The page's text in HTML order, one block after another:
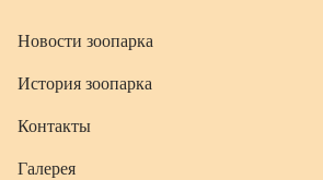
Новости зоопарка
История зоопарка
Контакты
Галерея